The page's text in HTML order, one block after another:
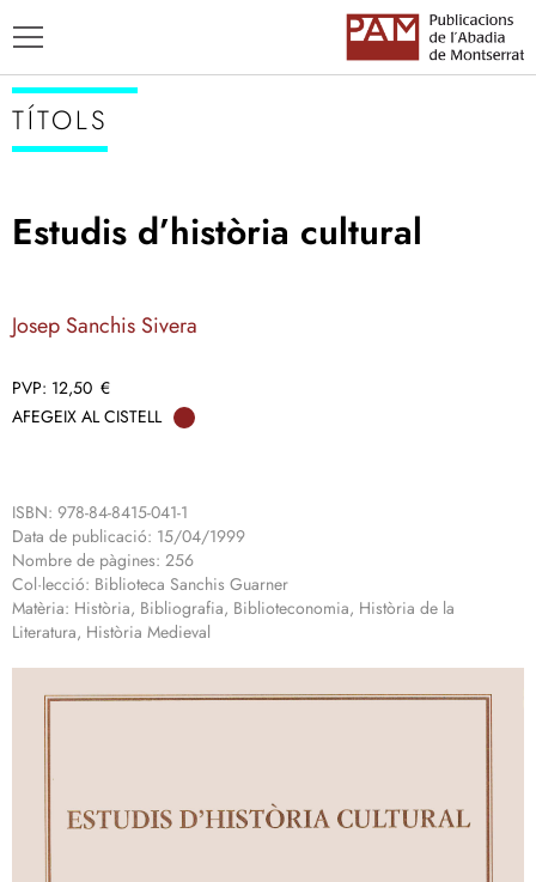
ENSENYAMENT CATALÀ
TÍTOLS
Estudis d’història cultural
Josep Sanchis Sivera
12,50 €
AFEGEIX AL CISTELL
ISBN: 978-84-8415-041-1
Data de publicació: 15/04/1999
Nombre de pàgines: 256
Col·lecció: Biblioteca Sanchis Guarner
Matèria: Història, Bibliografia, Biblioteconomia, Història de la
Literatura, Història Medieval